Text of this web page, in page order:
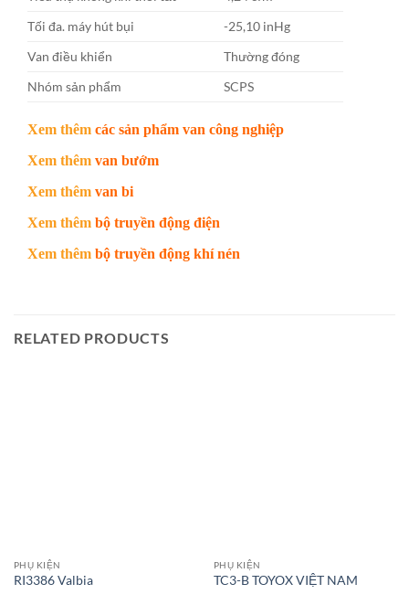
Tối đa. máy hút bụi
-25,10 inHg
Van điều khiển
Thường đóng
Nhóm sản phẩm
SCPS
Xem thêm các sản phẩm van công nghiệp
Xem thêm van bướm
Xem thêm van bi
Xem thêm bộ truyền động điện
Xem thêm bộ truyền động khí nén
RELATED PRODUCTS
PHỤ KIỆN
RI3386 Valbia
PHỤ KIỆN
TC3-B TOYOX VIỆT NAM